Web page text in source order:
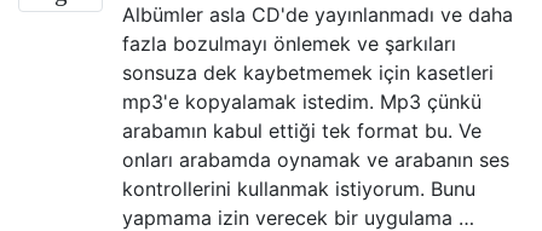
Albümler asla CD'de yayınlanmadı ve daha
fazla bozulmayı önlemek ve şarkıları
sonsuza dek kaybetmemek için kasetleri
mp3'e kopyalamak istedim. Mp3 çünkü
arabamın kabul ettiği tek format bu. Ve
onları arabamda oynamak ve arabanın ses
kontrollerini kullanmak istiyorum. Bunu
yapmama izin verecek bir uygulama …